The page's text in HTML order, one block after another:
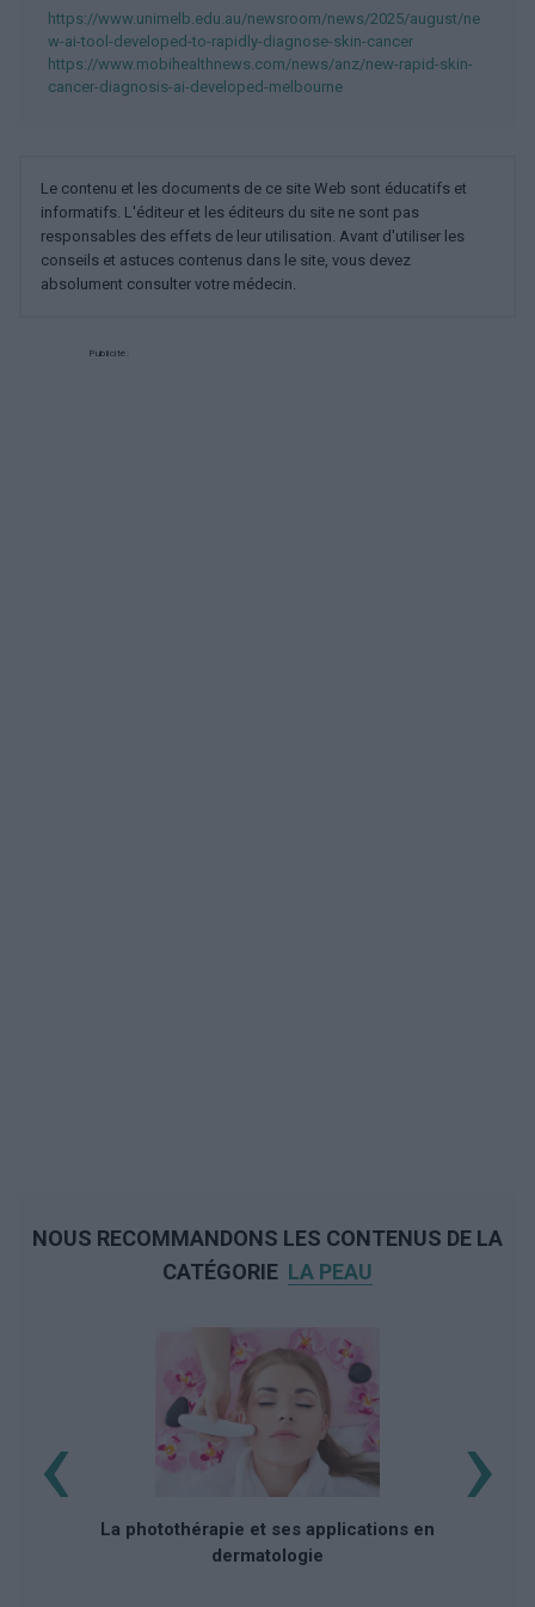
https://www.unimelb.edu.au/newsroom/news/2025/august/ne
w-ai-tool-developed-to-rapidly-diagnose-skin-cancer
https://www.mobihealthnews.com/news/anz/new-rapid-skin-
cancer-diagnosis-ai-developed-melbourne
Le contenu et les documents de ce site Web sont éducatifs et
informatifs. L'éditeur et les éditeurs du site ne sont pas
responsables des effets de leur utilisation. Avant d'utiliser les
conseils et astuces contenus dans le site, vous devez
absolument consulter votre médecin.
Publicité:
NOUS RECOMMANDONS LES CONTENUS DE LA
CATÉGORIE LA PEAU
La photothérapie et ses applications en
dermatologie
‹ ›